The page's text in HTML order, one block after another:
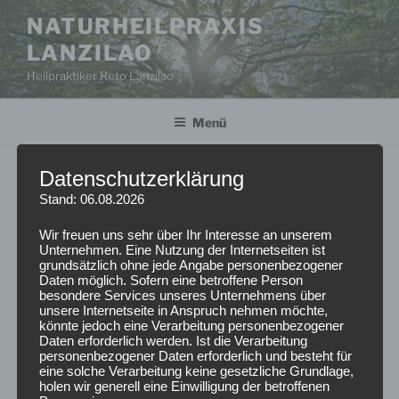
Inhalt
springen
NATURHEILPRAXIS
LANZILAO
Heilpraktiker Reto Lanzilao
Menü
JAPANISCHE KÖRPERAKUPUNKTUR
und schwächsten Pulse differenziert und durch
Testung der Bauchdecke (Hara),
Spannungsunterschiede in den jeweiligen
Organfeldern festgestellt. Durch die gleichzeitige
Befragung und Analyse des Patienten ergibt sich ein
Akupunkturschema. Es folgt eine gezielte Punktion auf
den entsprechenden Meridianen.
An den Extremitäten und am Rücken, wird dann
Datenschutzerklärung
Stand: 06.08.2026
Wir freuen uns sehr über Ihr Interesse an unserem
Unternehmen. Eine Nutzung der Internetseiten ist
grundsätzlich ohne jede Angabe personenbezogener
Daten möglich. Sofern eine betroffene Person
besondere Services unseres Unternehmens über
unsere Internetseite in Anspruch nehmen möchte,
könnte jedoch eine Verarbeitung personenbezogener
Daten erforderlich werden. Ist die Verarbeitung
personenbezogener Daten erforderlich und besteht für
eine solche Verarbeitung keine gesetzliche Grundlage,
holen wir generell eine Einwilligung der betroffenen